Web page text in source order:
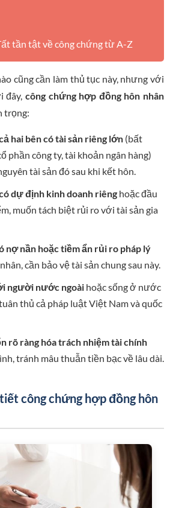
tần tật về công chứng từ A-Z
cũng cần làm thủ tục này, nhưng với
đây, công chứng hợp đồng hôn nhân
trọng:
hai bên có tài sản riêng lớn(bất
phần công ty, tài khoản ngân hàng)
tài sản đó sau khi kết hôn.
dự định kinh doanh riênghoặc đầu
muốn tách biệt rủi ro với tài sản gia
nợ nần hoặc tiềm ẩn rủi ro pháp lý
cần bảo vệ tài sản chung sau này.
người nước ngoàihoặc sống ở nước
thủ cả pháp luật Việt Nam và quốc
rõ ràng hóa trách nhiệm tài chính
tránh mâu thuẫn tiền bạc về lâu dài.
công chứng hợp đồng hôn